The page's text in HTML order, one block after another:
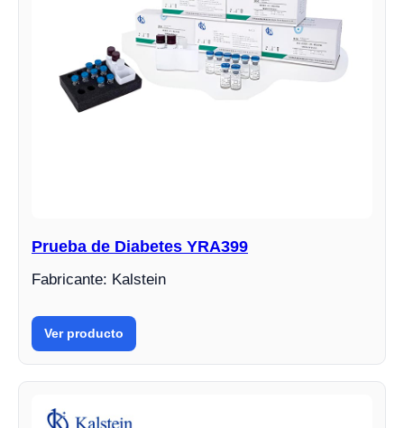
Prueba de Diabetes YRA399
Fabricante: Kalstein
Ver producto